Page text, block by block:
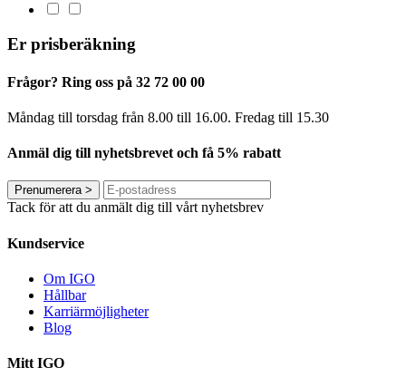
Er prisberäkning
Frågor? Ring oss på 32 72 00 00
Måndag till torsdag från 8.00 till 16.00. Fredag ​​till 15.30
Anmäl dig till nyhetsbrevet och få 5% rabatt
Prenumerera>
Tack för att du anmält dig till vårt nyhetsbrev
Kundservice
Om IGO
Hållbar
Karriärmöjligheter
Blog
Mitt IGO